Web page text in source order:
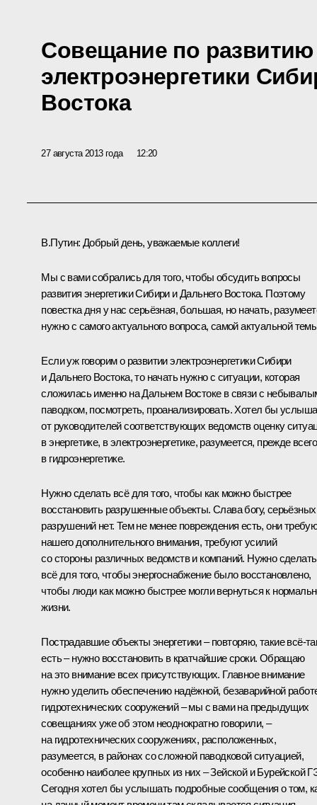
Совещание по развитию
электроэнергетики
Востока
27 августа 2013 года 12:20
В.Путин: Добрый день, уважаемые коллеги!
Мы с вами собрались для того, чтобы обсудить вопросы
развития энергетики Сибири и Дальнего Востока. Поэтому
повестка дня у нас серьёзная, большая, но начать,
нужно с самого актуального вопроса, самой актуальной
Если уж говорим о развитии электроэнергетики Сибири
и Дальнего Востока, то начать нужно с ситуации, которая
сложилась именно на Дальнем Востоке в связи с
паводком, посмотреть, проанализировать. Хотел бы
от руководителей соответствующих ведомств оценку
в энергетике, в электроэнергетике, разумеется, прежде всего
в гидроэнергетике.
Нужно сделать всё для того, чтобы как можно быстрее
восстановить разрушенные объекты. Слава богу, серьёзных
разрушений нет. Тем не менее повреждения есть, они
нашего дополнительного внимания, требуют усилий
со стороны различных ведомств и компаний. Нужно сделать
всё для того, чтобы энергоснабжение было восстановлено,
чтобы люди как можно быстрее могли вернуться к
жизни.
Пострадавшие объекты энергетики – повторяю, такие
есть – нужно восстановить в кратчайшие сроки. Обращаю
на это внимание всех присутствующих. Главное внимание
нужно уделить обеспечению надёжной, безаварийной
гидротехнических сооружений – мы с вами на предыдущих
совещаниях уже об этом неоднократно говорили, –
на гидротехнических сооружениях, расположенных,
разумеется, в районах со сложной паводковой ситуацией,
особенно наиболее крупных из них – Зейской и Бурейской
Сегодня хотел бы услышать подробные сообщения о том,